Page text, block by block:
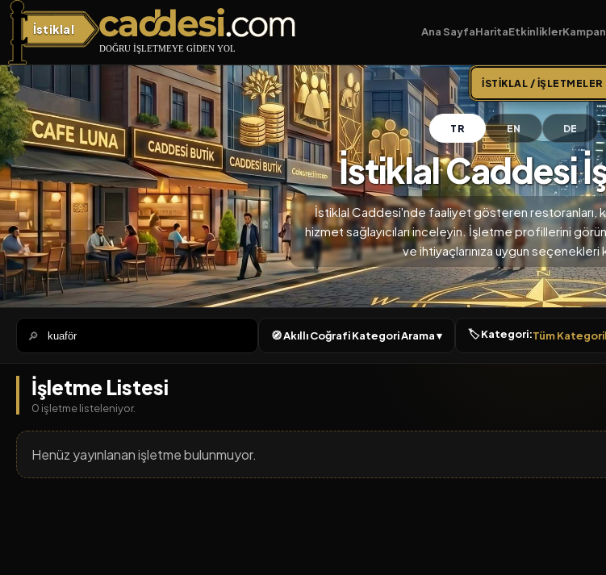
İstiklal
İstiklal Caddesi Ana SayfaHaritaEtkinlikler
İSTIKLAL / İŞLETMELER
TR EN DE
İstiklal Caddesi
İstiklal Caddesi'nde faaliyet gösteren restoranları,
hizmet sağlayıcıları inceleyin. İşletme profillerini
ve ihtiyaçlarınıza uygun seçenekleri
🔎 🧭 Akıllı Coğrafi Kategori Arama ▾ 🏷 Kategori:Tüm
İşletme Listesi
0 işletme listeleniyor.
Henüz yayınlanan işletme bulunmuyor.